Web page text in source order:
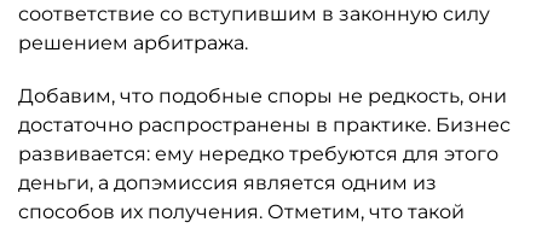
соответствие со вступившим в законную силу
решением арбитража.
Добавим, что подобные споры не редкость, они
достаточно распространены в практике. Бизнес
развивается: ему нередко требуются для этого
деньги, а допэмиссия является одним из
способов их получения. Отметим, что такой